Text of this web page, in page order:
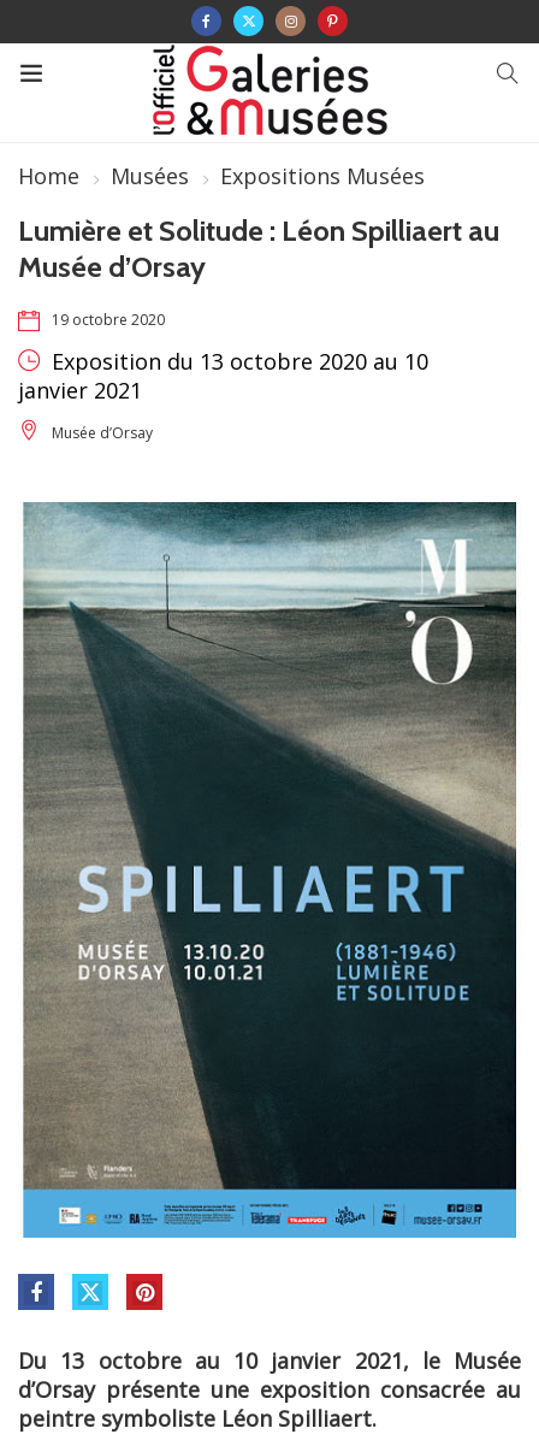
Home Musées Expositions Musées
Lumière et Solitude : Léon Spilliaert au
Musée d’Orsay
19 octobre 2020
Exposition du 13 octobre 2020 au 10
janvier 2021
Musée d’Orsay
Du 13 octobre au 10 janvier 2021, le Musée
d’Orsay présente une exposition consacrée au
peintre symboliste Léon Spilliaert.